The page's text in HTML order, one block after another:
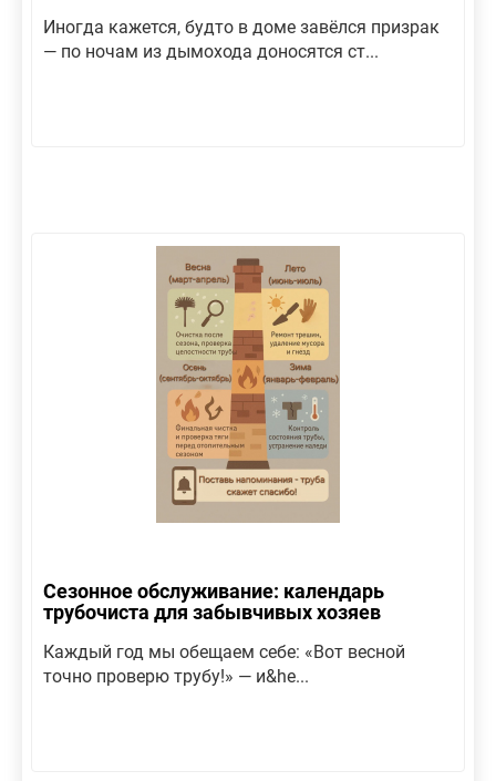
Иногда кажется, будто в доме завёлся призрак
— по ночам из дымохода доносятся ст...
Сезонное обслуживание: календарь
трубочиста для забывчивых хозяев
Каждый год мы обещаем себе: «Вот весной
точно проверю трубу!» — и&he...